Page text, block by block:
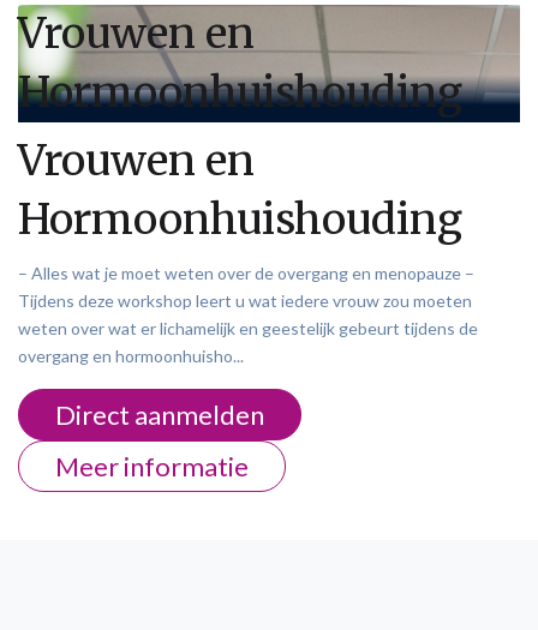
Vrouwen en
Hormoonhuishouding
Vrouwen en
Hormoonhuishouding
– Alles wat je moet weten over de overgang en menopauze –
Tijdens deze workshop leert u wat iedere vrouw zou moeten
weten over wat er lichamelijk en geestelijk gebeurt tijdens de
overgang en hormoonhuisho...
Direct aanmelden
Meer informatie